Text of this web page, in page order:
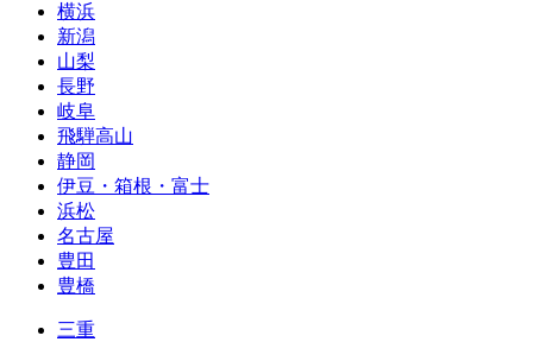
横浜
新潟
山梨
長野
岐阜
飛騨高山
静岡
伊豆・箱根・富士
浜松
名古屋
豊田
豊橋
三重